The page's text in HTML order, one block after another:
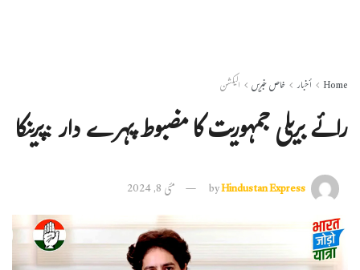
Home أخبار خاص خبریں الیکشن
رائے بریلی جمہوریت کا مضبوط پہرے دار :پرینکا
byHindustan Express مئی 8, 2024